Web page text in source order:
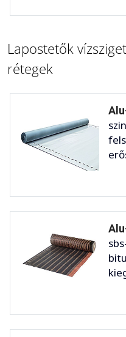
Lapostetők
rétegek